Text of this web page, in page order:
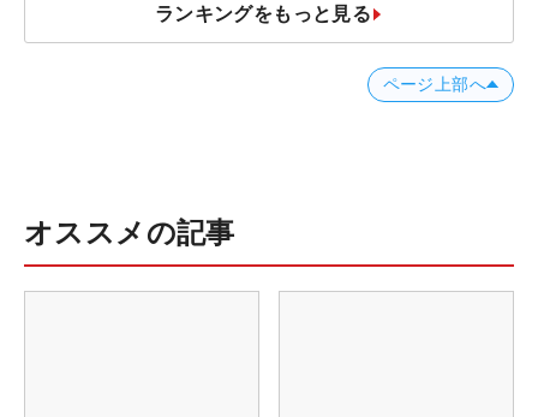
ランキングをもっと見る
ページ上部へ
オススメの記事